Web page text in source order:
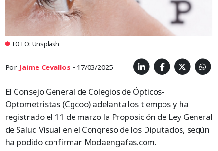
FOTO: Unsplash
Por Jaime Cevallos - 17/03/2025
El Consejo General de Colegios de Ópticos-
Optometristas (Cgcoo) adelanta los tiempos y ha
registrado el 11 de marzo la Proposición de Ley General
de Salud Visual en el Congreso de los Diputados, según
ha podido confirmar Modaengafas.com.